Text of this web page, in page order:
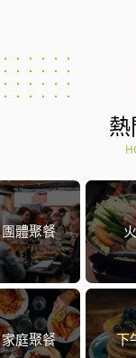
團體聚餐
家庭聚餐 下